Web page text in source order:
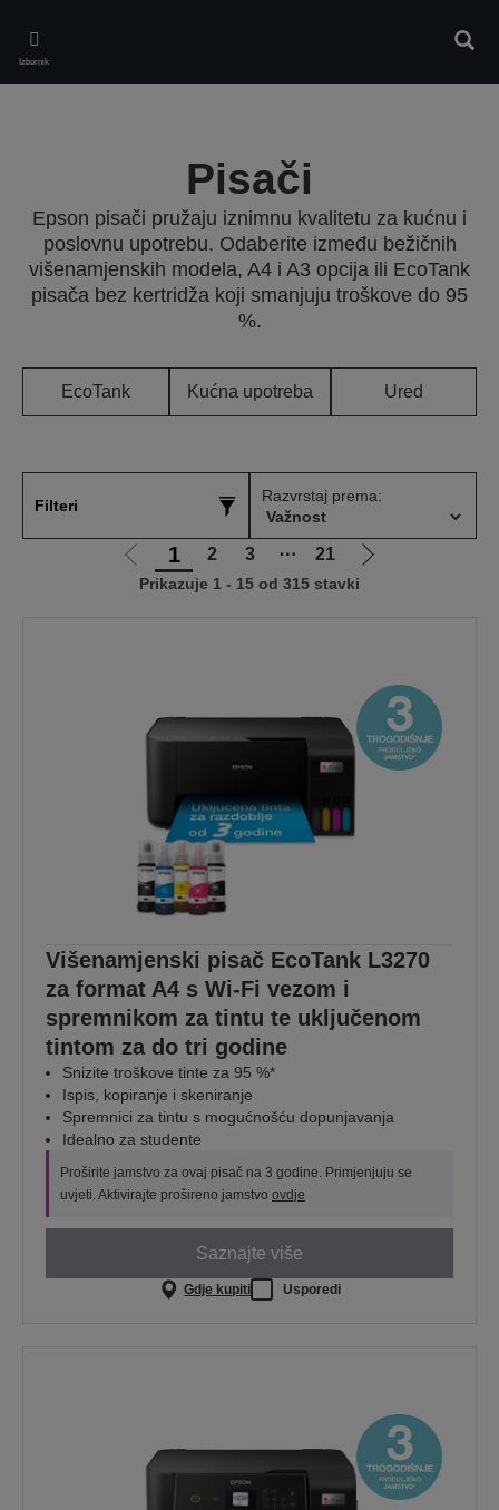
main
content
Izbornik
Pisači
Epson pisači pružaju iznimnu kvalitetu za kućnu i
poslovnu upotrebu. Odaberite između bežičnih
višenamjenskih modela, A4 i A3 opcija ili EcoTank
pisača bez kertridža koji smanjuju troškove do 95
%.
EcoTank Kućna upotreba Ured
Filteri
Razvrstaj prema:
Idi
na
1 2 3 ⋯ 21
Idi
Prikazuje 1 - 15 od 315 stavki
Višenamjenski pisač EcoTank L3270
za format A4 s Wi-Fi vezom i
spremnikom za tintu te uključenom
tintom za do tri godine
Snizite troškove tinte za 95 %*
Ispis, kopiranje i skeniranje
Spremnici za tintu s mogućnošću dopunjavanja
Idealno za studente
Proširite jamstvo za ovaj pisač na 3 godine. Primjenjuju se
uvjeti. Aktivirajte prošireno jamstvo ovdje
Saznajte više
Gdje kupiti Usporedi